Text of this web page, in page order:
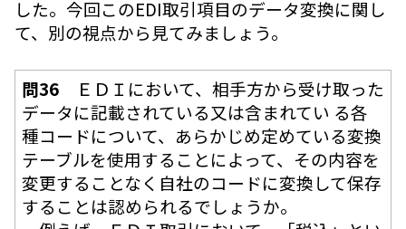
した。今回このEDI取引項目のデータ変換に関し
て、別の視点から見てみましょう。
問36 ＥＤＩにおいて、相手方から受け取った
データに記載されている又は含まれてい る各
種コードについて、あらかじめ定めている変換
テーブルを使用することによって、その内容を
変更することなく自社のコードに変換して保存
することは認められるでしょうか。